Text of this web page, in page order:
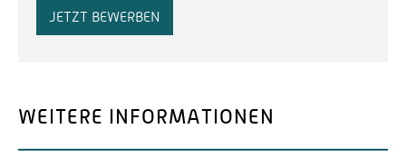
JETZT BEWERBEN
WEITERE INFORMATIONEN